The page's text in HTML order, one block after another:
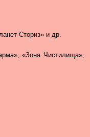
Сториз» и др.
«Зона Чистилища»,